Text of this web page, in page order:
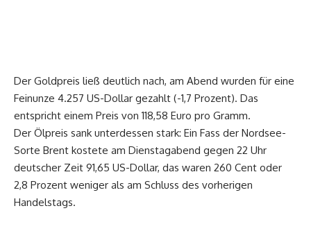
Der Goldpreis ließ deutlich nach, am Abend wurden für eine
Feinunze 4.257 US-Dollar gezahlt (-1,7 Prozent). Das
entspricht einem Preis von 118,58 Euro pro Gramm.
Der Ölpreis sank unterdessen stark: Ein Fass der Nordsee-
Sorte Brent kostete am Dienstagabend gegen 22 Uhr
deutscher Zeit 91,65 US-Dollar, das waren 260 Cent oder
2,8 Prozent weniger als am Schluss des vorherigen
Handelstags.